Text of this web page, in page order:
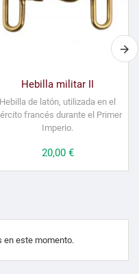
Hebilla militar II
Hebilla de latón, utilizada en el
francés durante el Primer
Imperio.
Precio
20,00 €
en este momento.